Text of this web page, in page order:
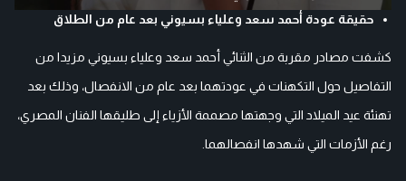
حقيقة عودة أحمد سعد وعلياء بسيوني بعد عام من الطلاق
كشفت مصادر مقربة من الثنائي أحمد سعد وعلياء بسيوني مزيدا من
التفاصيل حول التكهنات في عودتهما بعد عام من الانفصال، وذلك بعد
تهنئة عيد الميلاد التي وجهتها مصممة الأزياء إلى طليقها الفنان المصري،
رغم الأزمات التي شهدها انفصالهما.